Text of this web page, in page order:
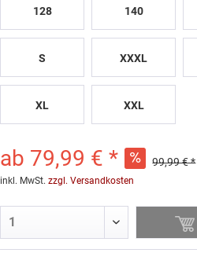
128 140
S XXXL
XL XXL
ab 79,99 € * 99,99 € *
inkl. MwSt.zzgl. Versandkosten